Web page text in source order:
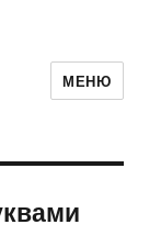
МЕНЮ